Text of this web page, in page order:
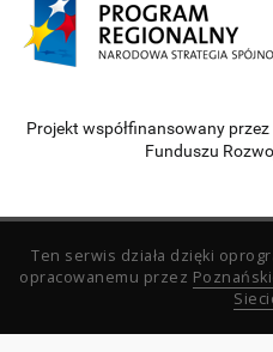
Projekt współfinansowany
Funduszu
Ten serwis działa dzięki
opracowanemu przez